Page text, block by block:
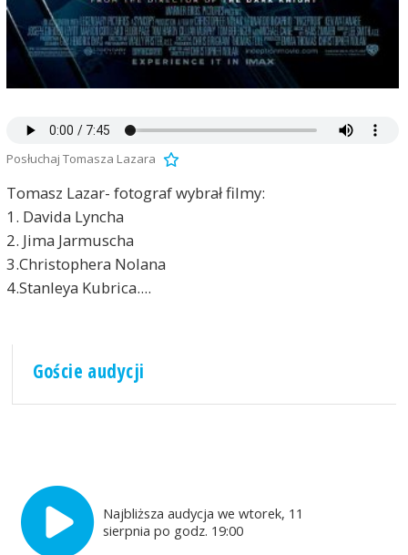
Posłuchaj Tomasza Lazara
Tomasz Lazar- fotograf wybrał filmy:
1. Davida Lyncha
2. Jima Jarmuscha
3.Christophera Nolana
4.Stanleya Kubrica....
Goście audycji
Najbliższa audycja we wtorek, 11
sierpnia po godz. 19:00